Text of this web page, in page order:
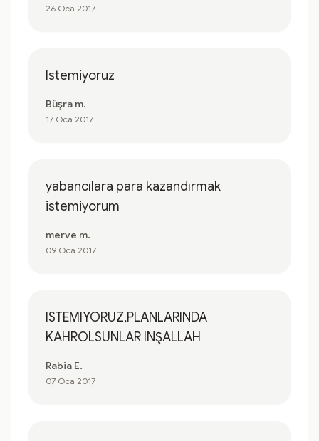
26 Oca 2017
Istemiyoruz
Büşra m.
17 Oca 2017
yabancılara para kazandırmak
istemiyorum
merve m.
09 Oca 2017
ISTEMIYORUZ,PLANLARINDA
KAHROLSUNLAR INŞALLAH
Rabia E.
07 Oca 2017